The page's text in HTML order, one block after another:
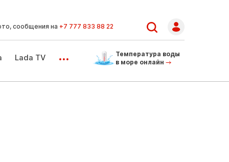
сообщения на +7 777 833 88 22
Lada TV ...
Температура воды
в море онлайн